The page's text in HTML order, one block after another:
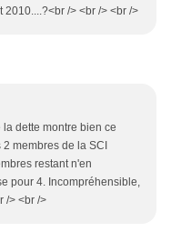
/> <br /> <br />
dette montre bien ce
membres de la SCI
restant n'en
pour 4. Incompréhensible,
/> <br />